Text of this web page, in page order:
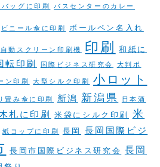
バッグに印刷 バスセンターのカレー
ビニール傘に印刷 ボールペン名入れ
動スクリーン印刷機 印刷 和紙に
転印刷 国際ビジネス研究会
大判ポ
ン印刷 大型シルク印刷
小ロット
畳み傘に印刷 新潟 新潟県
日本酒
札に印刷 米袋にシルク印刷 米
紙コップに印刷 長岡
長岡国際ビジ
長岡市国際ビジネス研究会 長岡